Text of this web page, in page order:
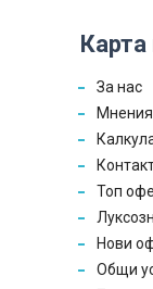
Карта
За нас
Топ
Нови
Общи